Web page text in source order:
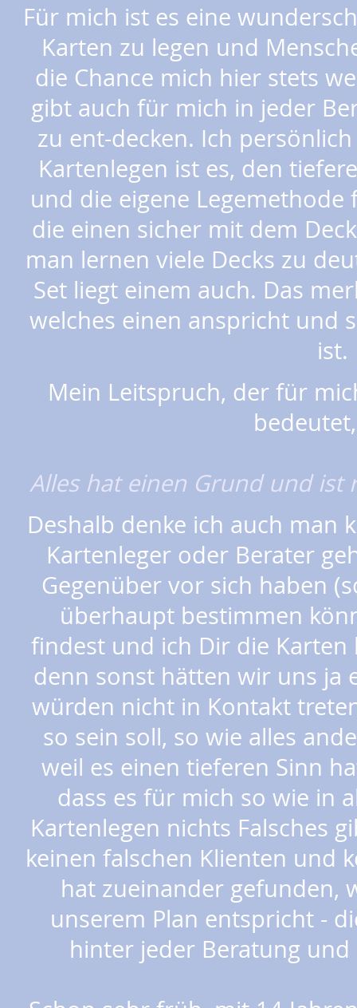
Für mich ist es eine
Karten zu legen und
die Chance mich hier stets
gibt auch für mich in jeder
zu ent-decken. Ich
Kartenlegen ist es, den
und die eigene
die einen sicher mit dem
man lernen viele Decks zu
Set liegt einem auch. Das
welches einen anspricht und
Mein Leitspruch, der für
Alles hat einen Grund und ist
Deshalb denke ich auch man
Kartenleger oder Berater
Gegenüber vor sich haben
überhaupt bestimmen
findest und ich Dir die
denn sonst hätten wir uns ja
würden nicht in Kontakt
so sein soll, so wie alles
weil es einen tieferen Sinn
dass es für mich so wie in
Kartenlegen nichts Falsches
keinen falschen Klienten und
hat zueinander gefunden,
unserem Plan entspricht -
hinter jeder Beratung